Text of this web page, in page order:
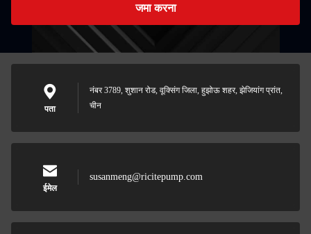
जमा करना
पता
नंबर 3789, शुशान रोड, वूक्सिंग जिला, हुझोऊ शहर, झेजियांग प्रांत,
चीन
ईमेल
susanmeng@ricitepump.com